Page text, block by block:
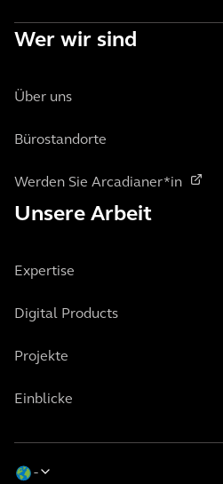
Wer wir sind
Über uns
Bürostandorte
Werden Sie Arcadianer*in
Unsere Arbeit
Expertise
Digital Products
Projekte
Einblicke